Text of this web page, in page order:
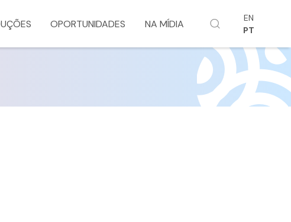
OPORTUNIDADES NA MÍDIA
EN
PT